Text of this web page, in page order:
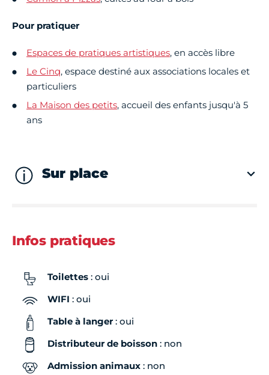
Pour pratiquer
Espaces de pratiques artistiques, en accès libre
Le Cinq, espace destiné aux associations locales et
particuliers
La Maison des petits, accueil des enfants jusqu'à 5
ans
Sur place
Infos pratiques
Toilettes : oui
WIFI : oui
Table à langer: oui
Distributeur de boisson : non
Admission animaux : non